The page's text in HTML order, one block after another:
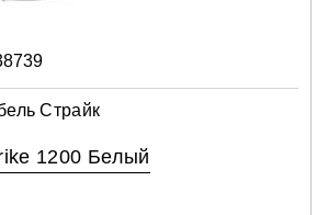
Страйк
1200 Белый